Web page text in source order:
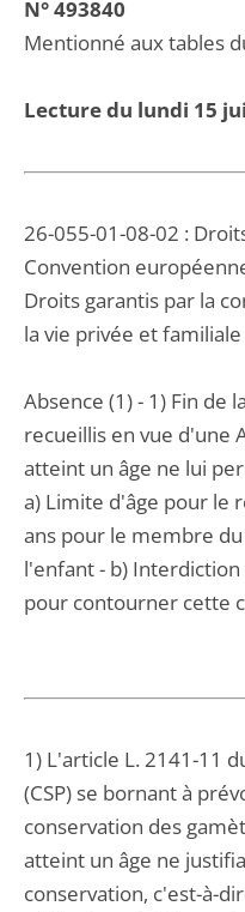
N° 493840
Mentionné aux tables
Lecture du lundi 15
26-055-01-08-02 :
Convention
Droits garantis par la
la vie privée et
Absence (1) - 1) Fin de
recueillis en vue d'une
atteint un âge ne lui
a) Limite d'âge pour le
ans pour le membre
l'enfant - b)
pour contourner cette
1) L'article L. 2141-11
(CSP) se bornant à
conservation des
atteint un âge ne
conservation, c'est-à-